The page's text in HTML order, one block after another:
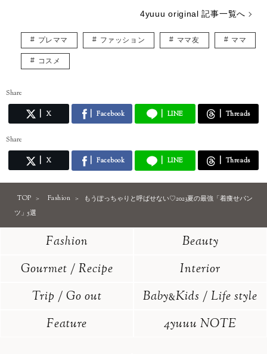
4yuuu original 記事一覧へ
プレママ ファッション ママ友 ママ
コスメ
Share
X Facebook LINE Threads
Share
X Facebook LINE Threads
TOP Fashion
もうぽっちゃりと呼ばせない♡2023夏の最強「着痩せパン
ツ」5選
Fashion
Beauty
Gourmet / Recipe
Interior
Trip / Go out
Baby&Kids / Life style
Feature
4yuuu NOTE